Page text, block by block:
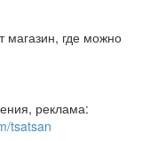
магазин, где можно
реклама:
tsatsan